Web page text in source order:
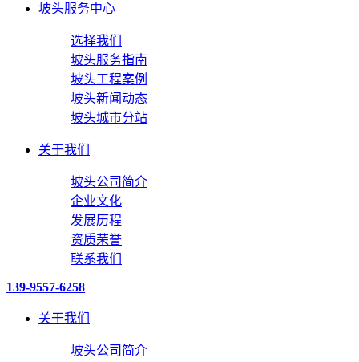
坡头服务中心
选择我们
坡头服务指南
坡头工程案例
坡头新闻动态
坡头城市分站
关于我们
坡头公司简介
企业文化
发展历程
资质荣誉
联系我们
139-9557-6258
关于我们
坡头公司简介